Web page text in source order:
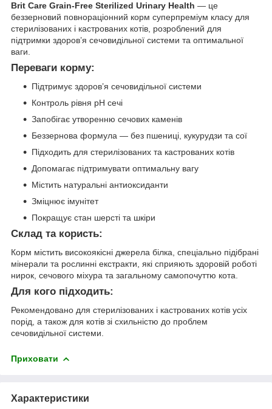
Brit Care Grain-Free Sterilized Urinary Health — це
беззерновий повнораціонний корм суперпреміум класу для
стерилізованих і кастрованих котів, розроблений для
підтримки здоров’я сечовидільної системи та оптимальної
ваги.
Переваги корму:
Підтримує здоров’я сечовидільної системи
Контроль рівня pH сечі
Запобігає утворенню сечових каменів
Беззернова формула — без пшениці, кукурудзи та сої
Підходить для стерилізованих та кастрованих котів
Допомагає підтримувати оптимальну вагу
Містить натуральні антиоксиданти
Зміцнює імунітет
Покращує стан шерсті та шкіри
Склад та користь:
Корм містить високоякісні джерела білка, спеціально підібрані
мінерали та рослинні екстракти, які сприяють здоровій роботі
нирок, сечового міхура та загальному самопочуттю кота.
Для кого підходить:
Рекомендовано для стерилізованих і кастрованих котів усіх
порід, а також для котів зі схильністю до проблем
сечовидільної системи.
Приховати
Характеристики